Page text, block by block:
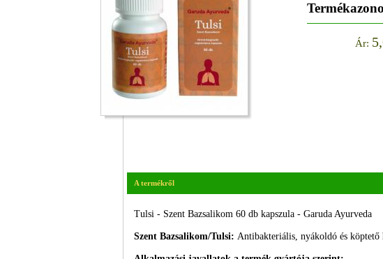
Ár:
A termékről
Tulsi - Szent Bazsalikom 60 db kapszula - Garuda Ayurveda
Szent Bazsalikom/Tulsi: Antibakteriális, nyákoldó és köptető